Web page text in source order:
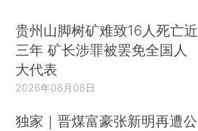
贵州山脚树矿难致16人死亡近
三年 矿长涉罪被罢免全国人
大代表
2026年08月08日
独家｜晋煤富豪张新明再遭公